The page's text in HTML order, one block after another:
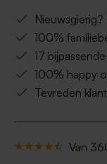
100%
17
100% happy
Tevreden
Van